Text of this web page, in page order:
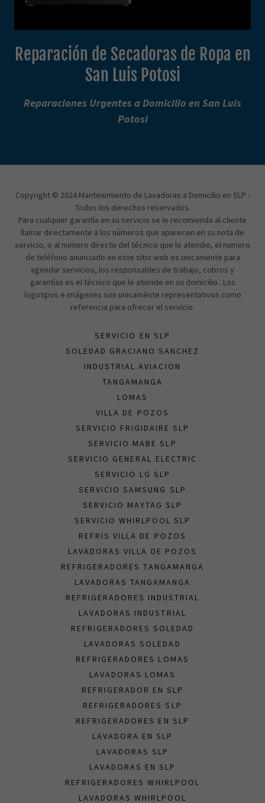
Reparación de Secadoras de Ropa en
San Luis Potosi
Reparaciones Urgentes a Domicilio en San Luis
Potosi
Copyright © 2024 Mantenimiento de Lavadoras a Domicilio en SLP -
Todos los derechos reservados.
Para cualquier garantía en su servicio se le recomienda al cliente
llamar directamente a los números que aparecen en su nota de
servicio, o al numero directo del técnico que le atendio, el numero
de teléfono anunciado en este sitio web es unicamente para
agendar servicios, los responsables de trabajo, cobros y
garantías es el técnico que le atiende en su domicilio.. Los
logotipos e imágenes son unicaménte representativos como
referencia para ofrecer el servicio.
SERVICIO EN SLP
SOLEDAD GRACIANO SANCHEZ
INDUSTRIAL AVIACION
TANGAMANGA
LOMAS
VILLA DE POZOS
SERVICIO FRIGIDAIRE SLP
SERVICIO MABE SLP
SERVICIO GENERAL ELECTRIC
SERVICIO LG SLP
SERVICIO SAMSUNG SLP
SERVICIO MAYTAG SLP
SERVICIO WHIRLPOOL SLP
REFRIS VILLA DE POZOS
LAVADORAS VILLA DE POZOS
REFRIGERADORES TANGAMANGA
LAVADORAS TANGAMANGA
REFRIGERADORES INDUSTRIAL
LAVADORAS INDUSTRIAL
REFRIGERADORES SOLEDAD
LAVADORAS SOLEDAD
REFRIGERADORES LOMAS
LAVADORAS LOMAS
REFRIGERADOR EN SLP
REFRIGERADORES SLP
REFRIGERADORES EN SLP
LAVADORA EN SLP
LAVADORAS SLP
LAVADORAS EN SLP
REFRIGERADORES WHIRLPOOL
LAVADORAS WHIRLPOOL